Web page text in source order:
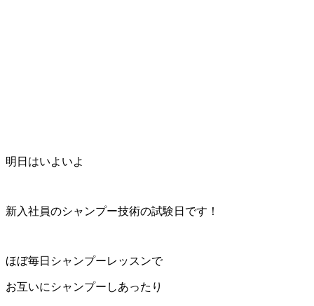
明日はいよいよ
新入社員のシャンプー技術の試験日です！
ほぼ毎日シャンプーレッスンで
お互いにシャンプーしあったり